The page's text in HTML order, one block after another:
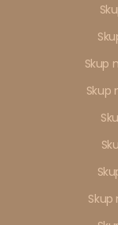
Skup
Skup
Skup